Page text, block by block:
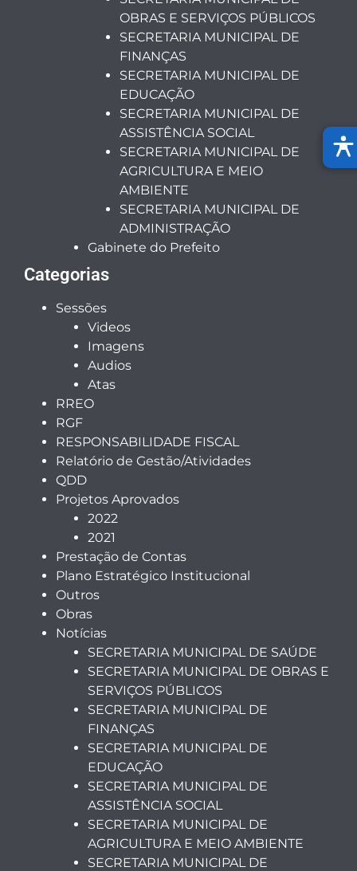
OBRAS E SERVIÇOS PÚBLICOS
SECRETARIA MUNICIPAL DE
FINANÇAS
SECRETARIA MUNICIPAL DE
EDUCAÇÃO
SECRETARIA MUNICIPAL DE
ASSISTÊNCIA SOCIAL
SECRETARIA MUNICIPAL DE
AGRICULTURA E MEIO
AMBIENTE
SECRETARIA MUNICIPAL DE
ADMINISTRAÇÃO
Gabinete do Prefeito
Categorias
Sessões
Videos
Imagens
Audios
Atas
RREO
RGF
RESPONSABILIDADE FISCAL
Relatório de Gestão/Atividades
QDD
Projetos Aprovados
2022
2021
Prestação de Contas
Plano Estratégico Institucional
Outros
Obras
Notícias
SECRETARIA MUNICIPAL DE SAÚDE
SECRETARIA MUNICIPAL DE OBRAS E
SERVIÇOS PÚBLICOS
SECRETARIA MUNICIPAL DE
FINANÇAS
SECRETARIA MUNICIPAL DE
EDUCAÇÃO
SECRETARIA MUNICIPAL DE
ASSISTÊNCIA SOCIAL
SECRETARIA MUNICIPAL DE
AGRICULTURA E MEIO AMBIENTE
SECRETARIA MUNICIPAL DE